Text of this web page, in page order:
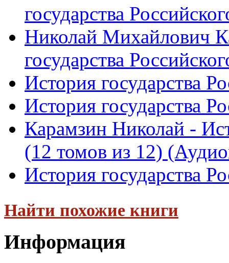
государства
Николай Михайлович
государства
История государства
История государства
Карамзин Николай -
(12 томов из 12)
История государства
Найти похожие книги
Информация